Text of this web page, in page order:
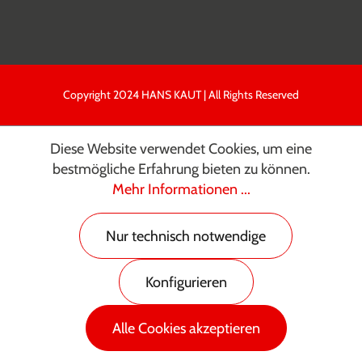
Copyright 2024 HANS KAUT | All Rights Reserved
Diese Website verwendet Cookies, um eine
bestmögliche Erfahrung bieten zu können.
Mehr Informationen ...
Nur technisch notwendige
Konfigurieren
Alle Cookies akzeptieren